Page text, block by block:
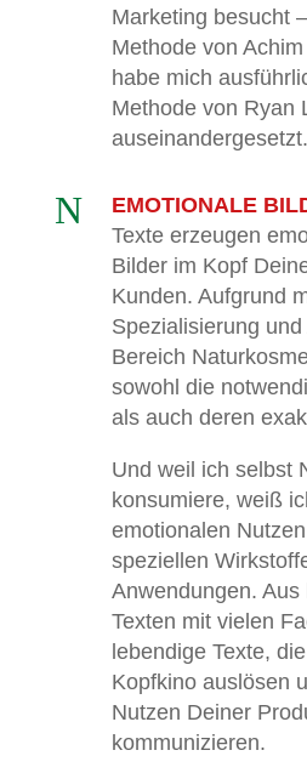
Marketing besucht
Methode von
habe mich
Methode von Ryan
auseinandergesetzt.
N EMOTIONALE
Texte erzeugen
Bilder im Kopf
Kunden. Aufgrund
Spezialisierung
Bereich
sowohl die
als auch deren
Und weil ich selbst
konsumiere, weiß
emotionalen
speziellen
Anwendungen. Aus
Texten mit vielen
lebendige Texte,
Kopfkino auslösen
Nutzen Deiner
kommunizieren.